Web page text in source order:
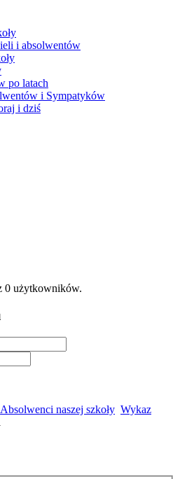
i absolwentów
po latach
i Sympatyków
i dziś
0 użytkowników.
Absolwenci naszej szkoły Wykaz